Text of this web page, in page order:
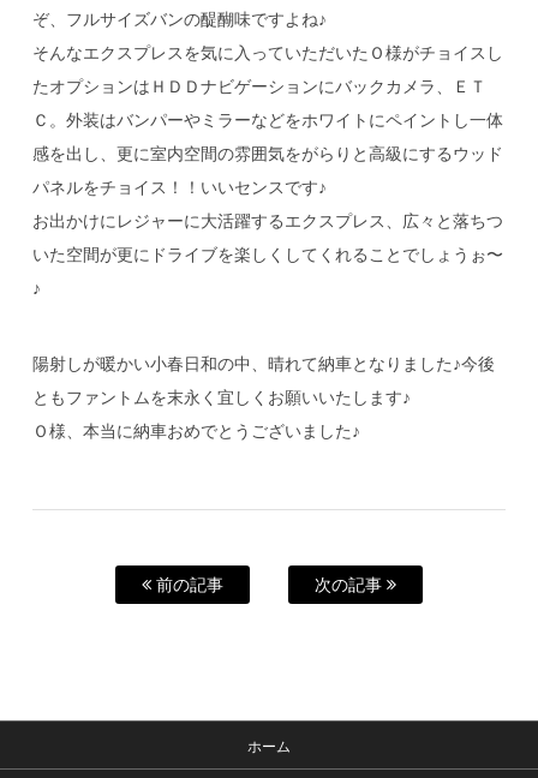
ぞ、フルサイズバンの醍醐味ですよね♪
そんなエクスプレスを気に入っていただいたＯ様がチョイスし
たオプションはＨＤＤナビゲーションにバックカメラ、ＥＴ
Ｃ。外装はバンパーやミラーなどをホワイトにペイントし一体
感を出し、更に室内空間の雰囲気をがらりと高級にするウッド
パネルをチョイス！！いいセンスです♪
お出かけにレジャーに大活躍するエクスプレス、広々と落ちつ
いた空間が更にドライブを楽しくしてくれることでしょうぉ〜
♪
陽射しが暖かい小春日和の中、晴れて納車となりました♪今後
ともファントムを末永く宜しくお願いいたします♪
Ｏ様、本当に納車おめでとうございました♪
前の記事 次の記事
ホーム